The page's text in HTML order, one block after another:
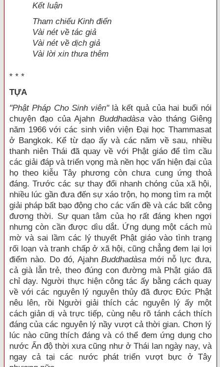
Kết luận
Tham chiếu Kinh điển
Vài nét về tác giả
Vài nét về dịch giả
Vài lời xin thưa thêm
* * *
TỰA
"Phật Pháp Cho Sinh viên" là kết quả của hai buổi nói
chuyện đạo của Ajahn Buddhadàsavào tháng Giêng
năm 1966 với các sinh viên viện Ðại học Thammasat
ở Bangkok. Kể từ dạo ấy và các năm về sau, nhiều
thanh niên Thái đã quay về với Phật giáo để tìm cầu
các giải đáp và triển vọng mà nền học vấn hiện đại của
họ theo kiễu Tây phương còn chưa cung ứng thoả
đáng. Trước các sự thay đổi nhanh chóng của xã hội,
nhiều lúc gần đưa đến sự xáo trộn, họ mong tìm ra một
giải pháp bất bạo động cho các vấn đề và các bất công
đương thời. Sự quan tâm của họ rất đáng khen ngợi
nhưng còn cần được dìu dắt. Ứng dụng một cách mù
mờ và sai lầm các lý thuyết Phật giáo vào tình trạng
rối loạn và tranh chấp ở xã hội, cũng chẳng đem lại lợi
điểm nào. Do đó, AjahnBuddhadàsa mới nỗ lực đưa,
cả già lẫn trẻ, theo đúng con đường mà Phật giáo đã
chỉ dạy. Người thực hiện công tác ấy bằng cách quay
về với các nguyên lý nguyên thủy đã được Ðức Phật
nêu lên, rồi Người giải thích các nguyên lý ấy một
cách giản dị và trực tiếp, cùng nêu rõ tánh cách thích
đáng của các nguyên lý nầy vượt cả thời gian. Chơn lý
lúc nào cũng thích đáng và có thể đem ứng dụng cho
nước Ấn độ thời xưa cũng như ở Thái lan ngày nay, và
ngay cả tại các nước phát triển vượt bực ở Tây